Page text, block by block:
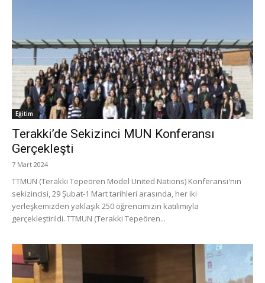
Eğitim
Terakki’de Sekizinci MUN Konferansı
Gerçekleşti
7 Mart 2024
TTMUN (Terakki Tepeören Model United Nations) Konferansı'nın
sekizincisi, 29 Şubat-1 Mart tarihleri arasında, her iki
yerleşkemizden yaklaşık 250 öğrencimizin katılımıyla
gerçekleştirildi. TTMUN (Terakki Tepeören...